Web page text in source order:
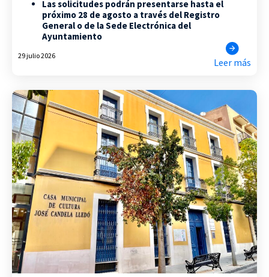
Las solicitudes podrán presentarse hasta el
próximo 28 de agosto a través del Registro
General o de la Sede Electrónica del
Ayuntamiento
29 julio 2026
Leer más